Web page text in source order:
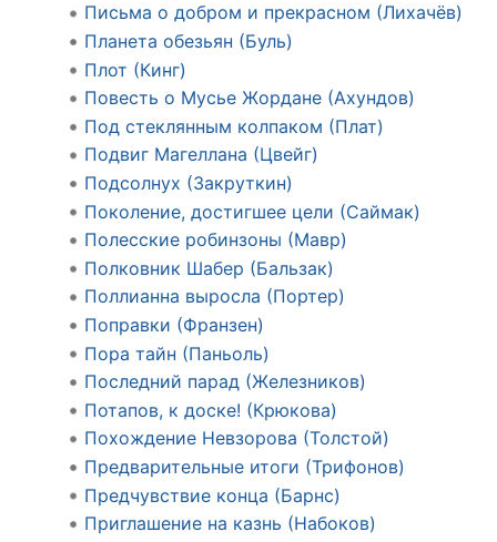
Письма о добром и прекрасном (Лихачёв)
Планета обезьян (Буль)
Плот (Кинг)
Повесть о Мусье Жордане (Ахундов)
Под стеклянным колпаком (Плат)
Подвиг Магеллана (Цвейг)
Подсолнух (Закруткин)
Поколение, достигшее цели (Саймак)
Полесские робинзоны (Мавр)
Полковник Шабер (Бальзак)
Поллианна выросла (Портер)
Поправки (Франзен)
Пора тайн (Паньоль)
Последний парад (Железников)
Потапов, к доске! (Крюкова)
Похождение Невзорова (Толстой)
Предварительные итоги (Трифонов)
Предчувствие конца (Барнс)
Приглашение на казнь (Набоков)